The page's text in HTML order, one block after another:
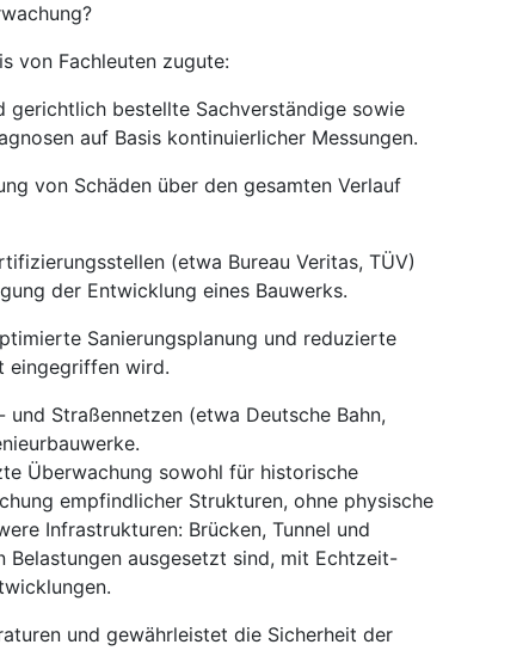
von Fachleuten zugute:
gerichtlich bestellte Sachverständige sowie
auf Basis kontinuierlicher Messungen.
von Schäden über den gesamten Verlauf
(etwa Bureau Veritas, TÜV)
der Entwicklung eines Bauwerks.
Sanierungsplanung und reduzierte
eingegriffen wird.
Straßennetzen (etwa Deutsche Bahn,
Überwachung sowohl für historische
empfindlicher Strukturen, ohne physische
Infrastrukturen: Brücken, Tunnel und
Belastungen ausgesetzt sind, mit Echtzeit-
und gewährleistet die Sicherheit der